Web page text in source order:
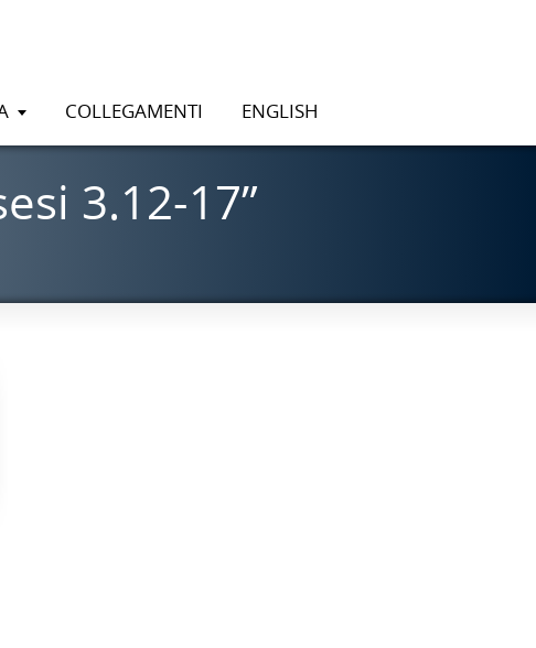
COLLEGAMENTI ENGLISH
3.12-17”